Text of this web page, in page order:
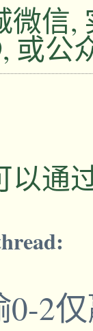
微信,
或公
以通
0-2